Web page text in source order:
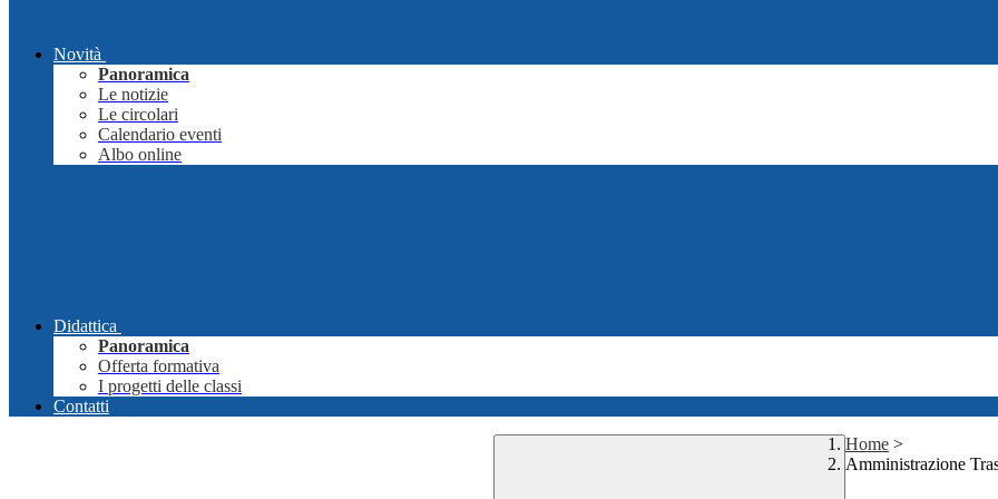
Novità
Panoramica
Le notizie
Le circolari
Calendario eventi
Albo online
Didattica
Panoramica
Offerta formativa
I progetti delle classi
Contatti
Home >
Amministrazione